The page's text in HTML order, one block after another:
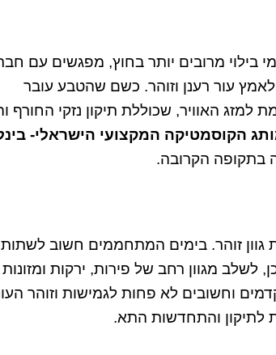
בילוי מרובים יותר בחוץ, מפגשים עם
עור רענן וזוהר. כשם שהטבע עובר
האוויר, שכוללת תיקון נזקי החורף
הקוסמטיקה המקצועי הישראלי-
בתקופה הקרובה.
גוון זוהר. בימים המתחממים חשוב
מגוון רחב של פירות, ירקות ומזונות
המקדמים וחשובים לא פחות לגמישות וזוהר
לתיקון והתחדשות התא.